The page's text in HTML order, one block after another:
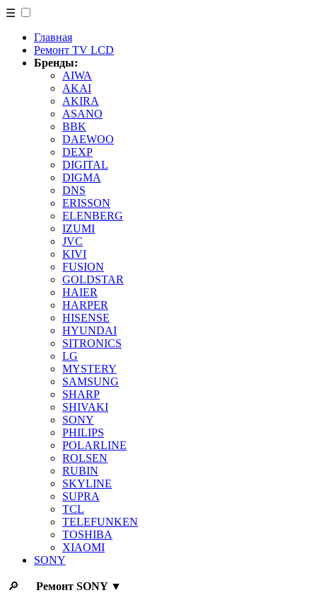
☰
Главная
Ремонт TV LCD
Бренды:
AIWA
AKAI
AKIRA
ASANO
BBK
DAEWOO
DEXP
DIGITAL
DIGMA
DNS
ERISSON
ELENBERG
IZUMI
JVC
KIVI
FUSION
GOLDSTAR
HAIER
HARPER
HISENSE
HYUNDAI
SITRONICS
LG
MYSTERY
SAMSUNG
SHARP
SHIVAKI
SONY
PHILIPS
POLARLINE
ROLSEN
RUBIN
SKYLINE
SUPRA
TCL
TELEFUNKEN
TOSHIBA
XIAOMI
SONY
🔎 Ремонт SONY▼